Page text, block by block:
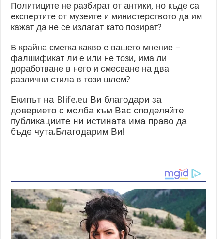
Политиците не разбират от антики, но къде са
експертите от музеите и министерството да им
кажат да не се излагат като позират?
В крайна сметка какво е вашето мнение –
фалшификат ли е или не този, има ли
доработване в него и смесване на два
различни стила в този шлем?
Екипът на Blife.eu Ви благодари за
доверието с молба към Вас споделяйте
публикациите ни истината има право да
бъде чута.Благодарим Ви!